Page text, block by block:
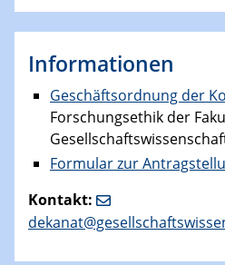
Informationen
Geschäftsordnung der
Forschungsethik der
Formular zur
Kontakt: